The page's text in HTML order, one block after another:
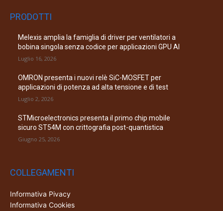
PRODOTTI
Melexis amplia la famiglia di driver per ventilatori a
bobina singola senza codice per applicazioni GPU AI
Luglio 16, 2026
OMRON presenta i nuovi relè SiC-MOSFET per
applicazioni di potenza ad alta tensione e di test
Luglio 2, 2026
STMicroelectronics presenta il primo chip mobile
sicuro ST54M con crittografia post-quantistica
Giugno 25, 2026
COLLEGAMENTI
Informativa Pivacy
Informativa Cookies